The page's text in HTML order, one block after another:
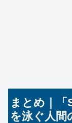
まとめ｜「
を泳ぐ人間